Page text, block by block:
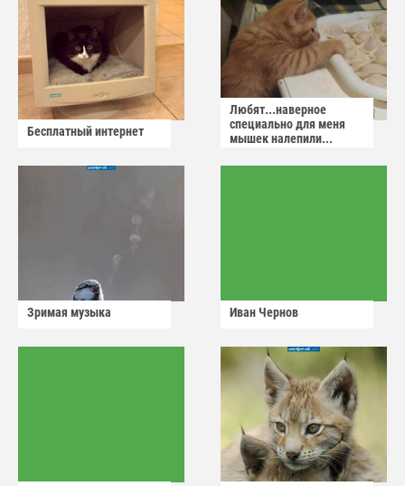
Бесплатный интернет
Любят...наверное
специально для меня
мышек налепили...
Зримая музыка Иван Чернов